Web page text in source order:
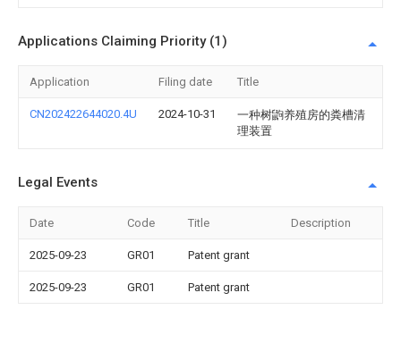
Applications Claiming Priority (1)
Application Filing date Title
CN202422644020.4U 2024-10-31
一种树鼩养殖房的粪槽清
理装置
Legal Events
Date Code Title Description
2025-09-23 GR01 Patent grant
2025-09-23 GR01 Patent grant